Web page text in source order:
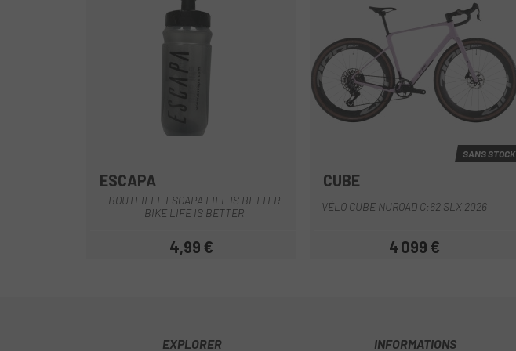
ESCAPA
BOUTEILLE ESCAPA LIFE IS BETTER
BIKE LIFE IS BETTER
Prix
4,99 €
SANS STOCK
CUBE
VÉLO CUBE NUROAD C:62 SLX 2026
Prix
4 099 €
EXPLORER INFORMATIONS